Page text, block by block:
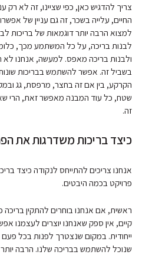
צריך להדגיש כאן, כפי שציינו, זה לא רק
החיים, עלייה בשכר, זה גם עניין של
למצוא הרבה יותר דוגמאות של בריכות
לבנות בריכה, על כל המשתמע מכך,
ולבנות בריכה מאפס. למעשה, אנחנו לא
בשביל זה. אפשר להשתמש בבריכות
הקרקע, בין אם זה בחצר, מרפסת, גג
שטח, כל עוד המבנה מאפשר זאת, הרי
זה.
כיצד בריכות משדרגות את
אנחנו צריכים להתייחס לנקודה כיצד
פרויקט בכמה היבטים.
ראשית, אם אנחנו בוחרים להתקין
קיים, אין ספק שאנחנו יוצרים לעצמנו
ייחודית. במקום שנצטרך לפנות בכל פעם
שנוכל להשתמש בבריכה שלנו. הרבה יותר